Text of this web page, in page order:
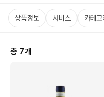
상품정보 서비스 카테고
총 7개